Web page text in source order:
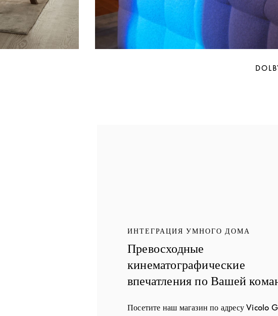
ИНТЕГРАЦИЯ УМНОГО ДОМА
Превосходные
кинематографические
впечатления по Вашей
Посетите наш магазин по адресу Vicolo